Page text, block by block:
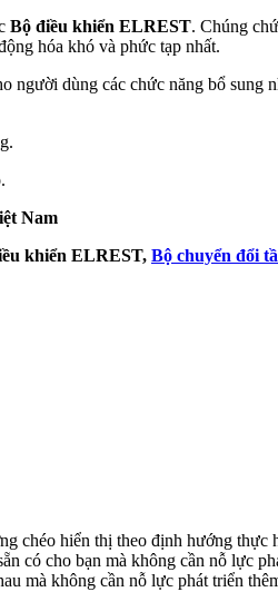
Bộ điều khiển ELREST. Chúng
hóa khó và phức tạp nhất.
dùng các chức năng bổ
Nam
khiển ELREST, Bộ chuyển đổi
chéo hiển thị theo định hướng
có cho bạn mà không cần nỗ lực
mà không cần nỗ lực phát triển